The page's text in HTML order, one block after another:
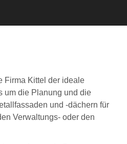
Firma Kittel der ideale
um die Planung und die
und -dächern für
Verwaltungs- oder den